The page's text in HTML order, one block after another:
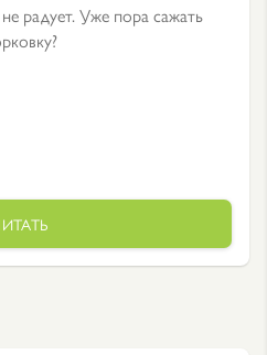
радует. Уже пора сажать